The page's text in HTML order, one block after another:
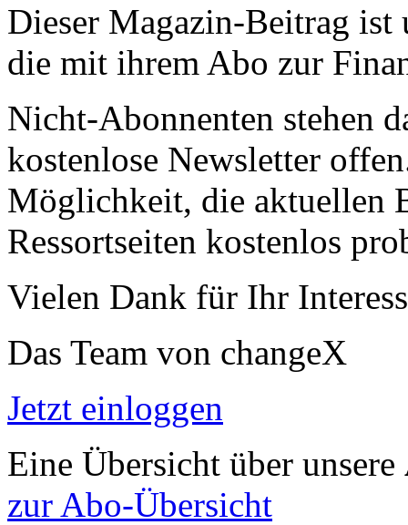
Dieser Magazin-Beitrag ist
die mit ihrem Abo zur
Nicht-Abonnenten stehen
kostenlose Newsletter
Möglichkeit, die aktuellen
Ressortseiten kostenlos
Vielen Dank für Ihr
Das Team von changeX
Jetzt einloggen
Eine Übersicht über unsere
zur Abo-Übersicht